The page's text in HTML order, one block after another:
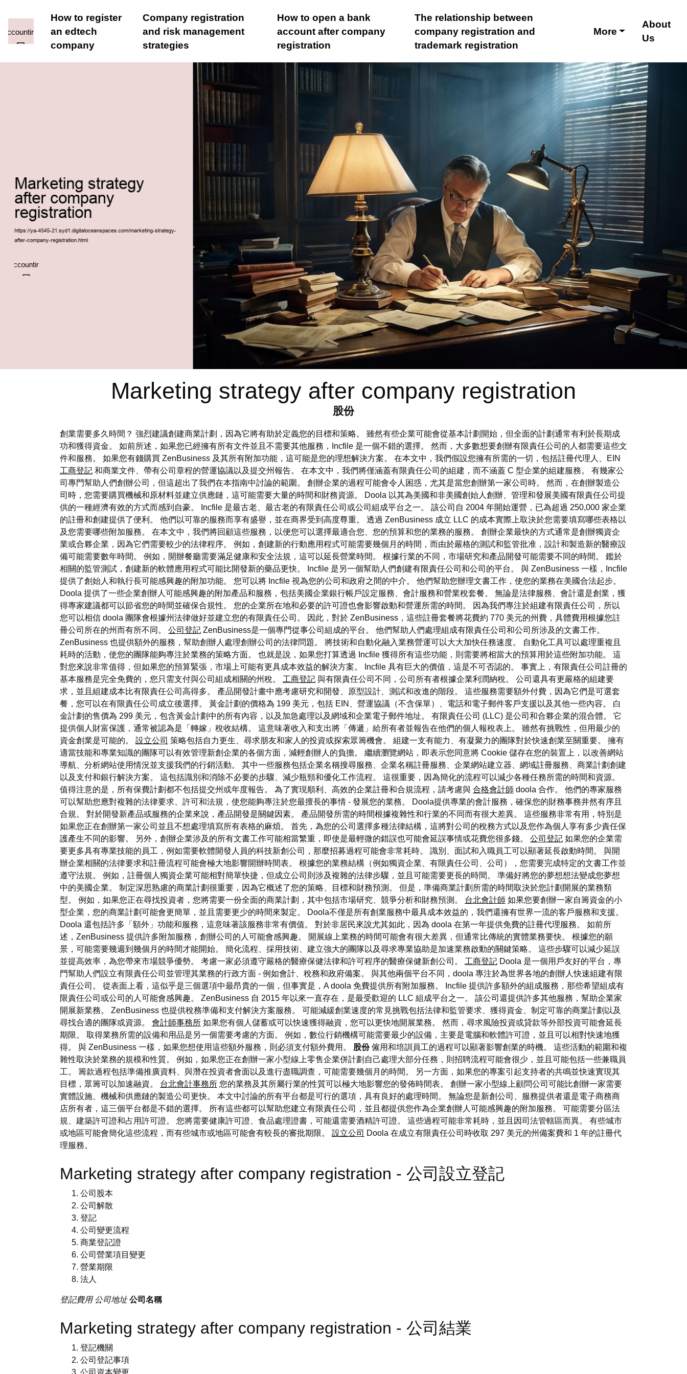
How to register
an edtech
company
Company registration
and risk management
strategies
How to open a bank
account after company
registration
The relationship between
company registration and
trademark registration
More
About
Us
Marketing strategy after company registration
股份
創業需要多久時間？ 強烈建議創建商業計劃，因為它將有助於定義您的目標和策略。 雖然有些企業可能會從基本計劃開始，但全面的計劃通常有利於長期成
功和獲得資金。 如前所述，如果您已經擁有所有文件並且不需要其他服務，Incfile 是一個不錯的選擇。 然而，大多數想要創辦有限責任公司的人都需要這些文
件和服務。 如果您有錢購買 ZenBusiness 及其所有附加功能，這可能是您的理想解決方案。 在本文中，我們假設您擁有所需的一切，包括註冊代理人、EIN
工商登記 和商業文件、帶有公司章程的營運協議以及提交州報告。 在本文中，我們將僅涵蓋有限責任公司的組建，而不涵蓋 C 型企業的組建服務。 有幾家公
司專門幫助人們創辦公司，但這超出了我們在本指南中討論的範圍。 創辦企業的過程可能會令人困惑，尤其是當您創辦第一家公司時。 然而，在創辦製造公
司時，您需要購買機械和原材料並建立供應鏈，這可能需要大量的時間和財務資源。 Doola 以其為美國和非美國創始人創辦、管理和發展美國有限責任公司提
供的一種經濟有效的方式而感到自豪。 Incfile 是最古老、最古老的有限責任公司或公司組成平台之一。 該公司自 2004 年開始運營，已為超過 250,000 家企業
的註冊和創建提供了便利。 他們以可靠的服務而享有盛譽，並在商界受到高度尊重。 透過 ZenBusiness 成立 LLC 的成本實際上取決於您需要填寫哪些表格以
及您需要哪些附加服務。 在本文中，我們將回顧這些服務，以便您可以選擇最適合您、您的預算和您的業務的服務。 創辦企業最快的方式通常是創辦獨資企
業或合夥企業，因為它們需要較少的法律程序。 例如，創建新的行動應用程式可能需要幾個月的時間，而由於嚴格的測試和監管批准，設計和製造新的醫療設
備可能需要數年時間。 例如，開辦餐廳需要滿足健康和安全法規，這可以延長營業時間。 根據行業的不同，市場研究和產品開發可能需要不同的時間。 鑑於
相關的監管測試，創建新的軟體應用程式可能比開發新的藥品更快。 Incfile 是另一個幫助人們創建有限責任公司和公司的平台。 與 ZenBusiness 一樣，Incfile
提供了創始人和執行長可能感興趣的附加功能。 您可以將 Incfile 視為您的公司和政府之間的中介。 他們幫助您辦理文書工作，使您的業務在美國合法起步。
Doola 提供了一些企業創辦人可能感興趣的附加產品和服務，包括美國企業銀行帳戶設定服務、會計服務和營業稅套餐。 無論是法律服務、會計還是創業，獲
得專家建議都可以節省您的時間並確保合規性。 您的企業所在地和必要的許可證也會影響啟動和營運所需的時間。 因為我們專注於組建有限責任公司，所以
您可以相信 doola 團隊會根據州法律做好並建立您的有限責任公司。 因此，對於 ZenBusiness，這些註冊套餐將花費約 770 美元的州費，具體費用根據您註
冊公司所在的州而有所不同。 公司登記 ZenBusiness是一個專門從事公司組成的平台。 他們幫助人們處理組成有限責任公司和公司所涉及的文書工作。
ZenBusiness 也提供額外的服務，幫助創辦人處理創辦公司的法律問題。 將技術和自動化融入業務營運可以大大加快任務速度。 自動化工具可以處理重複且
耗時的活動，使您的團隊能夠專注於業務的策略方面。 也就是說，如果您打算透過 Incfile 獲得所有這些功能，則需要將相當大的預算用於這些附加功能。 這
對您來說非常值得，但如果您的預算緊張，市場上可能有更具成本效益的解決方案。 Incfile 具有巨大的價值，這是不可否認的。 事實上，有限責任公司註冊的
基本服務是完全免費的，您只需支付與公司組成相關的州稅。 工商登記 與有限責任公司不同，公司所有者根據企業利潤納稅。 公司還具有更嚴格的組建要
求，並且組建成本比有限責任公司高得多。 產品開發計畫中應考慮研究和開發、原型設計、測試和改進的階段。 這些服務需要額外付費，因為它們是可選套
餐，您可以在有限責任公司成立後選擇。 黃金計劃的價格為 199 美元，包括 EIN、營運協議（不含保單）、電話和電子郵件客戶支援以及其他一些內容。 白
金計劃的售價為 299 美元，包含黃金計劃中的所有內容，以及加急處理以及網域和企業電子郵件地址。 有限責任公司 (LLC) 是公司和合夥企業的混合體。 它
提供個人財富保護，通常被認為是「轉嫁」稅收結構。 這意味著收入和支出將「傳遞」給所有者並報告在他們的個人報稅表上。 雖然有挑戰性，但用最少的
資金創業是可能的。 設立公司 策略包括自力更生、尋求朋友和家人的投資或探索眾籌機會。 組建一支有能力、有凝聚力的團隊對於快速創業至關重要。 擁有
適當技能和專業知識的團隊可以有效管理新創企業的各個方面，減輕創辦人的負擔。 繼續瀏覽網站，即表示您同意將 Cookie 儲存在您的裝置上，以改善網站
導航、分析網站使用情況並支援我們的行銷活動。 其中一些服務包括企業名稱搜尋服務、企業名稱註冊服務、企業網站建立器、網域註冊服務、商業計劃創建
以及支付和銀行解決方案。 這包括識別和消除不必要的步驟、減少瓶頸和優化工作流程。 這很重要，因為簡化的流程可以減少各種任務所需的時間和資源。
值得注意的是，所有保費計劃都不包括提交州或年度報告。 為了實現順利、高效的企業註冊和合規流程，請考慮與 合格會計師 doola 合作。 他們的專家服務
可以幫助您應對複雜的法律要求、許可和法規，使您能夠專注於您最擅長的事情 - 發展您的業務。 Doola提供專業的會計服務，確保您的財務事務井然有序且
合規。 對於開發新產品或服務的企業來說，產品開發是關鍵因素。 產品開發所需的時間根據複雜性和行業的不同而有很大差異。 這些服務非常有用，特別是
如果您正在創辦第一家公司並且不想處理填寫所有表格的麻煩。 首先，為您的公司選擇多種法律結構，這將對公司的稅務方式以及您作為個人享有多少責任保
護產生不同的影響。 另外，創辦企業涉及的所有文書工作可能相當繁重，即使是最輕微的錯誤也可能會延誤事情或花費您很多錢。 公司登記 如果您的企業需
要更多具有專業技能的員工，例如需要軟體開發人員的科技新創公司，那麼招募過程可能會非常耗時。 識別、面試和入職員工可以顯著延長啟動時間。 與開
辦企業相關的法律要求和註冊流程可能會極大地影響開辦時間表。 根據您的業務結構（例如獨資企業、有限責任公司、公司），您需要完成特定的文書工作並
遵守法規。 例如，註冊個人獨資企業可能相對簡單快捷，但成立公司則涉及複雜的法律步驟，並且可能需要更長的時間。 準備好將您的夢想想法變成您夢想
中的美國企業。 制定深思熟慮的商業計劃很重要，因為它概述了您的策略、目標和財務預測。 但是，準備商業計劃所需的時間取決於您計劃開展的業務類
型。 例如，如果您正在尋找投資者，您將需要一份全面的商業計劃，其中包括市場研究、競爭分析和財務預測。 台北會計師 如果您要創辦一家自籌資金的小
型企業，您的商業計劃可能會更簡單，並且需要更少的時間來製定。 Doola不僅是所有創業服務中最具成本效益的，我們還擁有世界一流的客戶服務和支援。
Doola 還包括許多「額外」功能和服務，這意味著該服務非常有價值。 對於非居民來說尤其如此，因為 doola 在第一年提供免費的註冊代理服務。 如前所
述，ZenBusiness 提供許多附加服務，創辦公司的人可能會感興趣。 開展線上業務的時間可能會有很大差異，但通常比傳統的實體業務要快。 根據您的願
景，可能需要幾週到幾個月的時間才能開始。 簡化流程、採用技術、建立強大的團隊以及尋求專業協助是加速業務啟動的關鍵策略。 這些步驟可以減少延誤
並提高效率，為您帶來市場競爭優勢。 考慮一家必須遵守嚴格的醫療保健法律和許可程序的醫療保健新創公司。 工商登記 Doola 是一個用戶友好的平台，專
門幫助人們設立有限責任公司並管理其業務的行政方面 - 例如會計、稅務和政府備案。 與其他兩個平台不同，doola 專注於為世界各地的創辦人快速組建有限
責任公司。 從表面上看，這似乎是三個選項中最昂貴的一個，但事實是，A doola 免費提供所有附加服務。 Incfile 提供許多額外的組成服務，那些希望組成有
限責任公司或公司的人可能會感興趣。 ZenBusiness 自 2015 年以來一直存在，是最受歡迎的 LLC 組成平台之一。 該公司還提供許多其他服務，幫助企業家
開展新業務。 ZenBusiness 也提供稅務準備和支付解決方案服務。 可能減緩創業速度的常見挑戰包括法律和監管要求、獲得資金、制定可靠的商業計劃以及
尋找合適的團隊或資源。 會計師事務所 如果您有個人儲蓄或可以快速獲得融資，您可以更快地開展業務。 然而，尋求風險投資或貸款等外部投資可能會延長
期限。 取得業務所需的設備和用品是另一個需要考慮的方面。 例如，數位行銷機構可能需要最少的設備，主要是電腦和軟體許可證，並且可以相對快速地獲
得。 與 ZenBusiness 一樣，如果您想使用這些額外服務，則必須支付額外費用。 股份僱用和培訓員工的過程可以顯著影響創業的時機。 這些活動的範圍和複
雜性取決於業務的規模和性質。 例如，如果您正在創辦一家小型線上零售企業併計劃自己處理大部分任務，則招聘流程可能會很少，並且可能包括一些兼職員
工。 籌款過程包括準備推廣資料、與潛在投資者會面以及進行盡職調查，可能需要幾個月的時間。 另一方面，如果您的專案引起支持者的共鳴並快速實現其
目標，眾籌可以加速融資。 台北會計事務所 您的業務及其所屬行業的性質可以極大地影響您的發佈時間表。 創辦一家小型線上顧問公司可能比創辦一家需要
實體設施、機械和供應鏈的製造公司更快。 本文中討論的所有平台都是可行的選項，具有良好的處理時間。 無論您是新創公司、服務提供者還是電子商務商
店所有者，這三個平台都是不錯的選擇。 所有這些都可以幫助您建立有限責任公司，並且都提供您作為企業創辦人可能感興趣的附加服務。 可能需要分區法
規、建築許可證和占用許可證。 您將需要健康許可證、食品處理證書，可能還需要酒精許可證。 這些過程可能非常耗時，並且因司法管轄區而異。 有些城市
或地區可能會簡化這些流程，而有些城市或地區可能會有較長的審批期限。 設立公司 Doola 在成立有限責任公司時收取 297 美元的州備案費和 1 年的註冊代
理服務。
Marketing strategy after company registration - 公司設立登記
公司股本
公司解散
登記
公司變更流程
商業登記證
公司營業項目變更
營業期限
法人
登記費用 公司地址 公司名稱
Marketing strategy after company registration - 公司結業
登記機關
公司登記事項
公司資本變更